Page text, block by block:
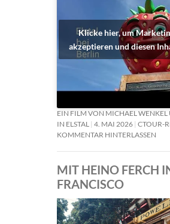
Klicke hier, um
akzeptieren und diesen
EIN FILM VON MICHAEL WENKEL
IN ELSTAL 4. MAI 2026 CTOUR-
KOMMENTAR HINTERLASSEN
MIT HEINO FERCH
FRANCISCO